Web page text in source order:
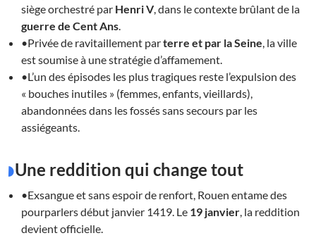
siège orchestré par Henri V, dans le contexte brûlant de la
guerre de Cent Ans.
•Privée de ravitaillement parterre et par la Seine, la ville
est soumise à une stratégie d’affamement.
•L’un des épisodes les plus tragiques reste l’expulsion des
« bouches inutiles » (femmes, enfants, vieillards),
abandonnées dans les fossés sans secours par les
assiégeants.
Une reddition qui change tout
•Exsangue et sans espoir de renfort, Rouen entame des
pourparlers début janvier 1419. Le 19 janvier, la reddition
devient officielle.